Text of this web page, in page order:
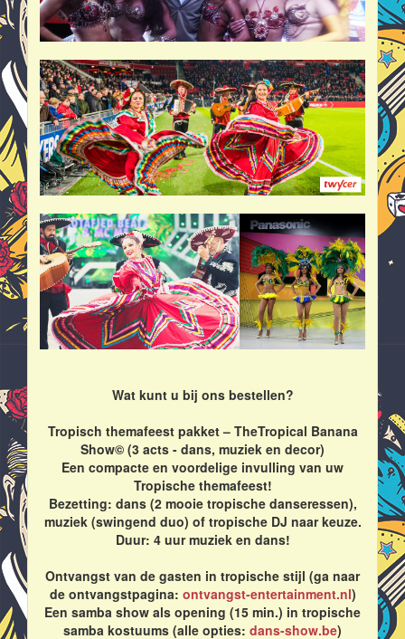
Wat kunt u bij ons bestellen?
Tropisch themafeest pakket – TheTropical Banana
Show© (3 acts - dans, muziek en decor)
Een compacte en voordelige invulling van uw
Tropische themafeest!
Bezetting: dans (2 mooie tropische danseressen),
muziek (swingend duo) of tropische DJ naar keuze.
Duur: 4 uur muziek en dans!
Ontvangst van de gasten in tropische stijl (ga naar
de ontvangstpagina: ontvangst-entertainment.nl)
Een samba show als opening (15 min.) in tropische
samba kostuums (alle opties: dans-show.be)